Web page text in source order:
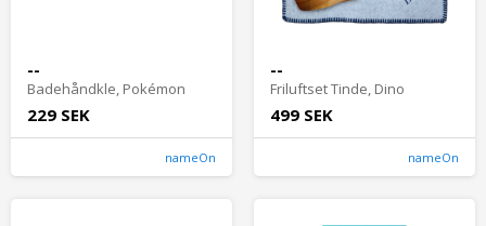
--
Badehåndkle, Pokémon
229 SEK
nameOn
--
Friluftset Tinde, Dino
499 SEK
nameOn